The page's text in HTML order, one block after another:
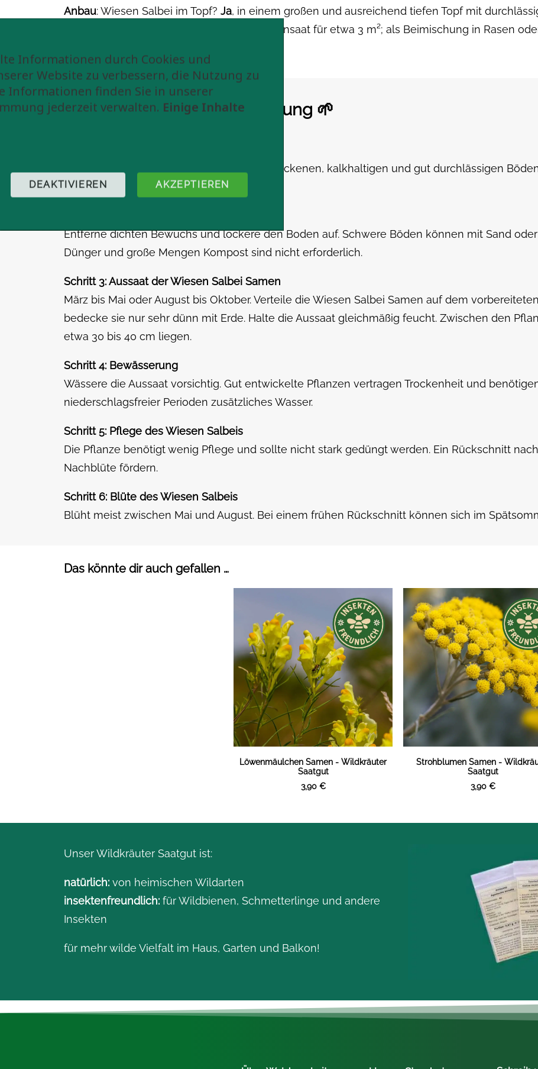
Anbau: Wiesen Salbei im Topf? Ja, in einem großen und ausreichend tiefen Topf mit
| Reicht bei dichter Reinsaat für etwa 3 m²; als Beimischung in Rasen
Anbau Wiesen Salbei Anleitung 🌱
Vollsonnige, warme Standorte auf mäßig trockenen, kalkhaltigen und gut durchlässigen
schattige Standorte sind weniger geeignet.
Entferne dichten Bewuchs und lockere den Boden auf. Schwere Böden können mit Sand
Dünger und große Mengen Kompost sind nicht erforderlich.
Schritt 3: Aussaat der Wiesen Salbei Samen
März bis Mai oder August bis Oktober. Verteile die Wiesen Salbei Samen auf dem
bedecke sie nur sehr dünn mit Erde. Halte die Aussaat gleichmäßig feucht. Zwischen den
etwa 30 bis 40 cm liegen.
Schritt 4: Bewässerung
Wässere die Aussaat vorsichtig. Gut entwickelte Pflanzen vertragen Trockenheit und
niederschlagsfreier Perioden zusätzliches Wasser.
Schritt 5: Pflege des Wiesen Salbeis
Die Pflanze benötigt wenig Pflege und sollte nicht stark gedüngt werden. Ein Rückschnitt
Nachblüte fördern.
Schritt 6: Blüte des Wiesen Salbeis
Blüht meist zwischen Mai und August. Bei einem frühen Rückschnitt können sich im
Das könnte dir auch gefallen …
IN DEN WARENKORB
Löwenmäulchen Samen - Wildkräuter
Saatgut
3,90 €
IN DEN WARENKORB
Strohblumen Samen -
Saatgut
3,90 €
Unser Wildkräuter Saatgut ist:
natürlich: von heimischen Wildarten
insektenfreundlich: für Wildbienen, Schmetterlinge und andere
Insekten
für mehr wilde Vielfalt im Haus, Garten und Balkon!
Informationen durch Cookies und
Website zu verbessern, die Nutzung zu
Informationen finden Sie in unserer
jederzeit verwalten. Einige Inhalte
DEAKTIVIEREN AKZEPTIEREN